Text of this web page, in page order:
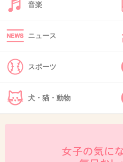
38. 匿名
天草財宝伝説も最後切な
39. 匿名
ドラマだと
わからない…
音楽
ニュース
スポーツ
犬・猫・動物